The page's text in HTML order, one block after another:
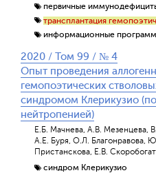
первичные
трансплантация
информационные
2020 / Том 99 / № 4
Опыт проведения
гемопоэтических
синдромом Клерикузио
нейтропенией)
Е.Б. Мачнева, А.В. Мезенцева,
А.Е. Буря, О.Л. Благонравова,
Пристанскова, Е.В.
синдром Клерикузио